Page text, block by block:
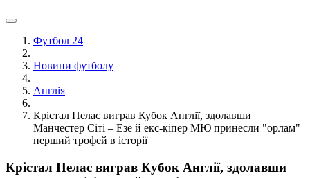
Футбол 24
Новини футболу
Англія
Крістал Пелас виграв Кубок Англії, здолавши
Манчестер Сіті – Езе й екс-кіпер МЮ принесли "орлам"
перший трофей в історії
Крістал Пелас виграв Кубок Англії, здолавши